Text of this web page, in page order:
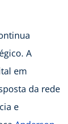
A
em
da rede
e